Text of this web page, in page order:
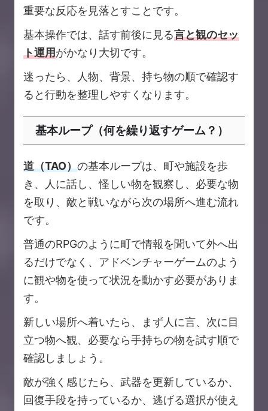
重要な反応を見落とすことです。
基本操作では、話す前後に見る言と観のセッ
ト運用がかなり大切です。
迷ったら、人物、背景、持ち物の順で確認す
ると行動を整理しやすくなります。
基本ループ（何を繰り返すゲーム？）
道（TAO）の基本ループは、町や施設を歩
き、人に話し、怪しい物を観察し、必要な物
を取り、敵と戦いながら次の場所へ進む流れ
です。
普通のRPGのように町で情報を聞いて外へ出
るだけでなく、アドベンチャーゲームのよう
に観や物を使って状況を動かす必要がありま
す。
新しい場所へ着いたら、まず人に言、次に目
立つ物へ観、必要なら手持ちの物を試す順で
確認しましょう。
敵が強く感じたら、武器を更新しているか、
回復手段を持っているか、逃げる選択が使え